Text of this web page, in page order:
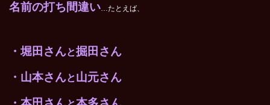
名前の打ち間違い…たとえば、
・堀田さんと掘田さん
・山本さんと山元さん